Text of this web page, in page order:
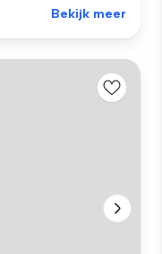
Bekijk meer